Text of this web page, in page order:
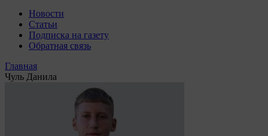
Новости
Статьи
Подписка на газету
Обратная связь
Главная
Чуль Данила